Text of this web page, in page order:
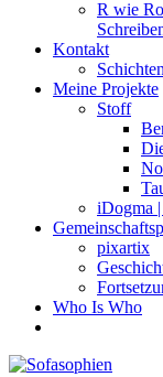
R wie
Kontakt
Schichten
Meine Projekte
Stoff
iDogma
pixartix
Who Is Who